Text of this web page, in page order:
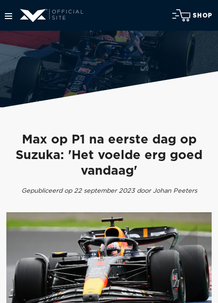
SHOP
Max op P1 na eerste dag op
Suzuka: 'Het voelde erg goed
vandaag'
Gepubliceerd op 22 september 2023 door Johan Peeters